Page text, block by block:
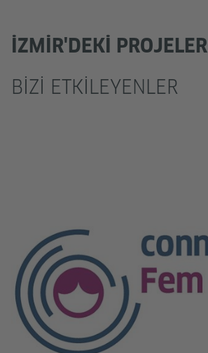
İZMIR'DEKI PROJELER
BIZI ETKILEYENLER